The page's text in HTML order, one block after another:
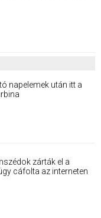
napelemek után itt a
zárták el a
cáfolta az interneten